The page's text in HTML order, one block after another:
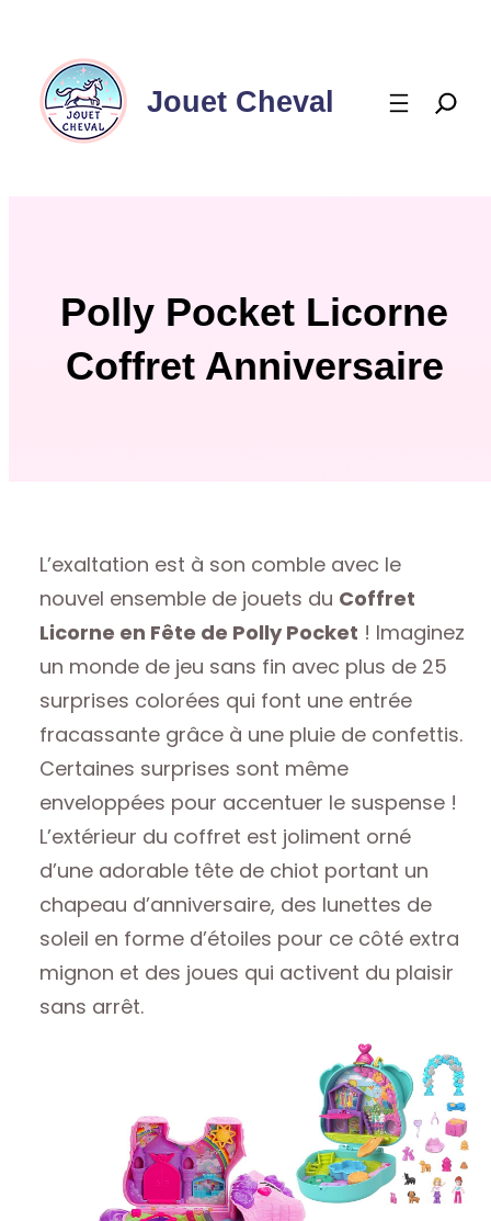
contenu
Jouet Cheval
Polly Pocket Licorne
Coffret Anniversaire
L’exaltation est à son comble avec le
nouvel ensemble de jouets du Coffret
Licorne en Fête de Polly Pocket ! Imaginez
un monde de jeu sans fin avec plus de 25
surprises colorées qui font une entrée
fracassante grâce à une pluie de confettis.
Certaines surprises sont même
enveloppées pour accentuer le suspense !
L’extérieur du coffret est joliment orné
d’une adorable tête de chiot portant un
chapeau d’anniversaire, des lunettes de
soleil en forme d’étoiles pour ce côté extra
mignon et des joues qui activent du plaisir
sans arrêt.